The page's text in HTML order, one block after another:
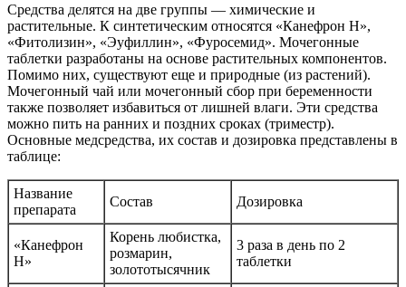
Средства делятся на две группы — химические и
растительные. К синтетическим относятся «Канефрон Н»,
«Фитолизин», «Эуфиллин», «Фуросемид». Мочегонные
таблетки разработаны на основе растительных компонентов.
Помимо них, существуют еще и природные (из растений).
Мочегонный чай или мочегонный сбор при беременности
также позволяет избавиться от лишней влаги. Эти средства
можно пить на ранних и поздних сроках (триместр).
Основные медсредства, их состав и дозировка представлены в
таблице:
Название
препарата
Состав Дозировка
«Канефрон
Н»
Корень любистка,
розмарин,
золототысячник
3 раза в день по 2
таблетки